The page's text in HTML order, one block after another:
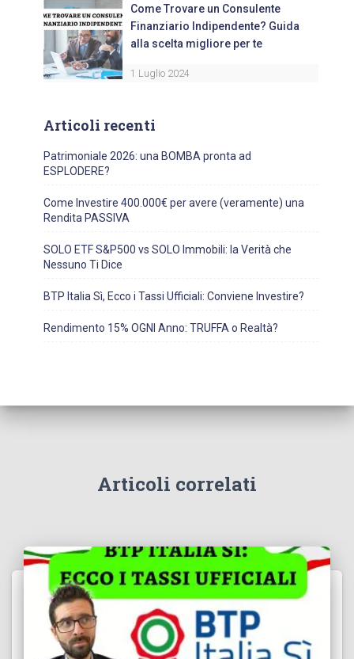
Come Trovare un Consulente
Finanziario Indipendente? Guida
alla scelta migliore per te
1 Luglio 2024
Articoli recenti
Patrimoniale 2026: una BOMBA pronta ad
ESPLODERE?
Come Investire 400.000€ per avere (veramente) una
Rendita PASSIVA
SOLO ETF S&P500 vs SOLO Immobili: la Verità che
Nessuno Ti Dice
BTP Italia Sì, Ecco i Tassi Ufficiali: Conviene Investire?
Rendimento 15% OGNI Anno: TRUFFA o Realtà?
Articoli correlati